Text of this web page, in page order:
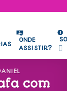
ONDE
ASSISTIR?
com